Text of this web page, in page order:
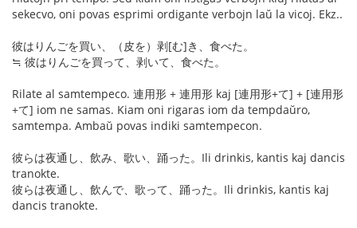
sekecvo, oni povas esprimi ordigante verbojn laŭ la vicoj. Ekz..
彼はりんごを買い、（皮を）剥[む]き、食べた。
≒ 彼はりんごを買って、剥いて、食べた。
Rilate al samtempeco. 連用形 + 連用形 kaj [連用形+て] + [連用形
+て] iom ne samas. Kiam oni rigaras iom da tempdaŭro,
samtempa. Ambaŭ povas indiki samtempecon.
彼らは夜通し、飲み、歌い、踊った。Ili drinkis, kantis kaj dancis
tranokte.
彼らは夜通し、飲んで、歌って、踊った。Ili drinkis, kantis kaj
dancis tranokte.